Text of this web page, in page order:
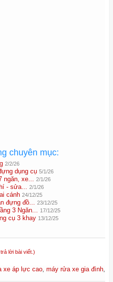
chuyên mục:
2/2/26
dụng cụ 5/1/26
ngăn, xe... 2/1/26
- sửa... 2/1/26
cánh 24/12/25
đựng đồ... 23/12/25
3 Ngăn... 17/12/25
cụ 3 khay 13/12/25
lời bài viết.)
xe áp lực cao, máy rửa xe gia đình,